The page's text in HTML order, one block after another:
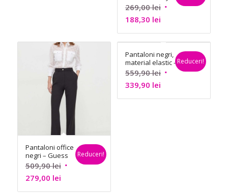
269,00lei Prețul
a
fost:
269,00 lei.
188,30 leiPrețul
curent
este:
188,30 lei.
Pantaloni office
negri – Guess
509,90lei Prețul
a
279,00 leiPrețul
curent
Reduceri!
Pantaloni negri,
material elastic –
Guess
559,90lei Prețul
a
339,90 leiPrețul
curent
Reduceri!